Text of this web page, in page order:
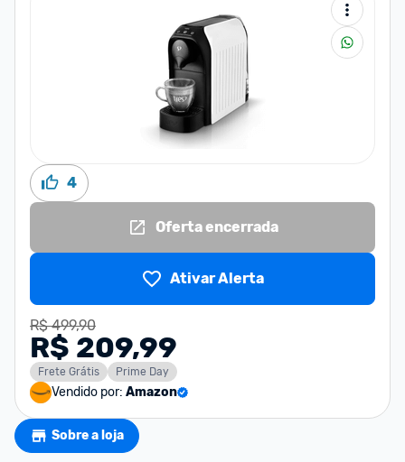
4
Oferta encerrada
Ativar Alerta
R$ 499,90
R$ 209,99
Frete Grátis Prime Day
Vendido por: Amazon
Sobre a loja